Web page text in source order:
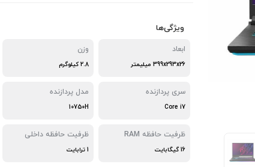
ویژگی‌ها
ابعاد
399x293x26 ميليمتر
وزن
2.8 کیلوگرم
سری پردازنده
Core i7
مدل پردازنده
10750H
ظرفیت حافظه RAM
16 گیگابایت
ظرفیت حافظه داخلی
1 ترابایت